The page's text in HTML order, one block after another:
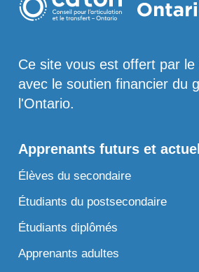
Ce site vous est offert par le
avec le soutien financier du
l'Ontario.
Apprenants futurs et
Élèves du secondaire
Étudiants du postsecondaire
Étudiants diplômés
Apprenants adultes